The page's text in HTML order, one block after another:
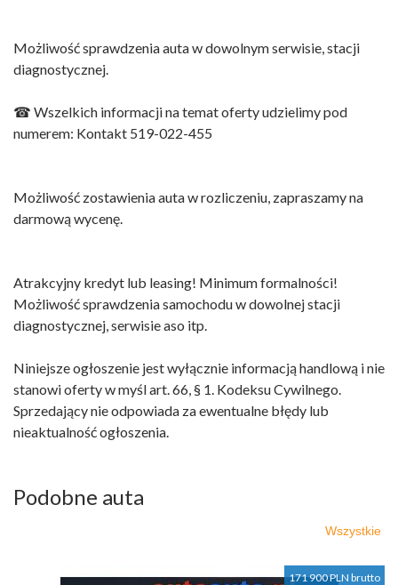
Możliwość sprawdzenia auta w dowolnym serwisie, stacji
diagnostycznej.
☎ Wszelkich informacji na temat oferty udzielimy pod
numerem: Kontakt 519-022-455
Możliwość zostawienia auta w rozliczeniu, zapraszamy na
darmową wycenę.
Atrakcyjny kredyt lub leasing! Minimum formalności!
Możliwość sprawdzenia samochodu w dowolnej stacji
diagnostycznej, serwisie aso itp.
Niniejsze ogłoszenie jest wyłącznie informacją handlową i nie
stanowi oferty w myśl art. 66, § 1. Kodeksu Cywilnego.
Sprzedający nie odpowiada za ewentualne błędy lub
nieaktualność ogłoszenia.
Podobne auta
Wszystkie
171 900 PLN brutto